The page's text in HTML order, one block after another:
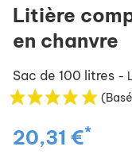
Litière
en chanvre
Sac de 100 litres -
20,31 €*